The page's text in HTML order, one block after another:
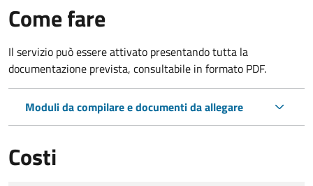
Come fare
Il servizio può essere attivato presentando tutta la
documentazione prevista, consultabile in formato PDF.
Moduli da compilare e documenti da allegare
Costi